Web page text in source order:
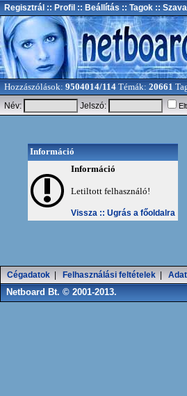
Regisztrál :: Profil :: Beállítás :: Tagok ::
Hozzászólások: 9504014/114 Témák: 20661
Név:
Jelszó:
Információ
Információ
Letiltott felhasználó!
Vissza :: Ugrás a főoldalra
Cégadatok Felhasználási feltételek
Netboard Bt. © 2001-2013.